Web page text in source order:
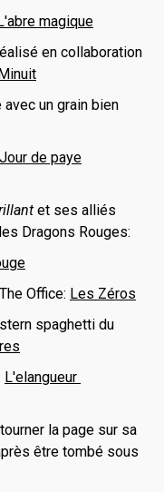
magique
en collaboration
un grain bien
Jour de paye
et ses alliés
Dragons Rouges:
Office: Les Zéros
spaghetti du
L'elangueur
la page sur sa
être tombé sous